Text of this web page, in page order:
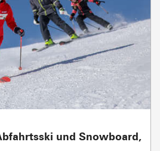
und Snowboard,